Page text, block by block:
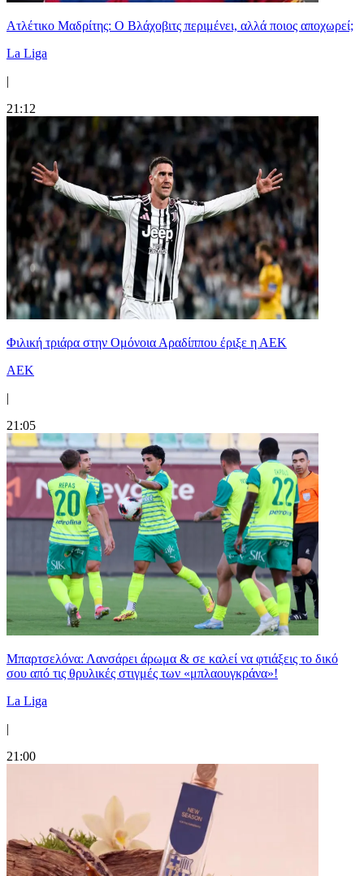
Ατλέτικο Μαδρίτης: Ο Βλάχοβιτς περιμένει, αλλά ποιος αποχωρεί;
La Liga
|
21:12
Φιλική τριάρα στην Ομόνοια Αραδίππου έριξε η ΑΕΚ
ΑΕΚ
|
21:05
Μπαρτσελόνα: Λανσάρει άρωμα & σε καλεί να φτιάξεις το δικό
σου από τις θρυλικές στιγμές των «μπλαουγκράνα»!
La Liga
|
21:00